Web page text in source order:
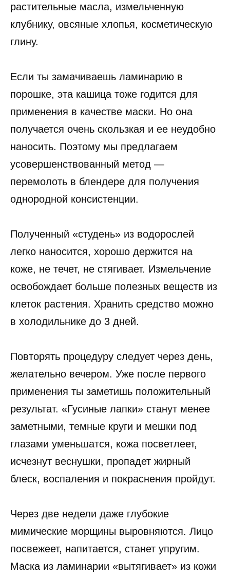
растительные масла, измельченную
клубнику, овсяные хлопья, косметическую
глину.
Если ты замачиваешь ламинарию в
порошке, эта кашица тоже годится для
применения в качестве маски. Но она
получается очень скользкая и ее неудобно
наносить. Поэтому мы предлагаем
усовершенствованный метод —
перемолоть в блендере для получения
однородной консистенции.
Полученный «студень» из водорослей
легко наносится, хорошо держится на
коже, не течет, не стягивает. Измельчение
освобождает больше полезных веществ из
клеток растения. Хранить средство можно
в холодильнике до 3 дней.
Повторять процедуру следует через день,
желательно вечером. Уже после первого
применения ты заметишь положительный
результат. «Гусиные лапки» станут менее
заметными, темные круги и мешки под
глазами уменьшатся, кожа посветлеет,
исчезнут веснушки, пропадет жирный
блеск, воспаления и покраснения пройдут.
Через две недели даже глубокие
мимические морщины выровняются. Лицо
посвежеет, напитается, станет упругим.
Маска из ламинарии «вытягивает» из кожи